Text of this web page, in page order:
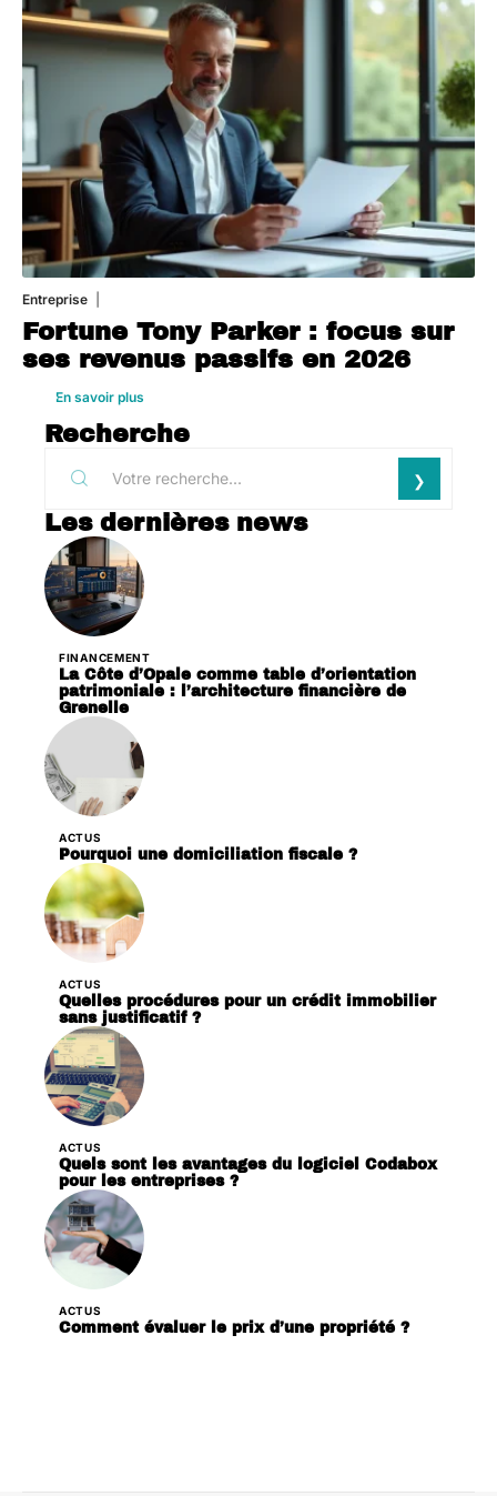
Entreprise
Fortune Tony Parker : focus sur
ses revenus passifs en 2026
En savoir plus
Recherche
Les dernières news
FINANCEMENT
La Côte d’Opale comme table d’orientation
patrimoniale : l’architecture financière de
Grenelle
ACTUS
Pourquoi une domiciliation fiscale ?
ACTUS
Quelles procédures pour un crédit immobilier
sans justificatif ?
ACTUS
Quels sont les avantages du logiciel Codabox
pour les entreprises ?
ACTUS
Comment évaluer le prix d’une propriété ?